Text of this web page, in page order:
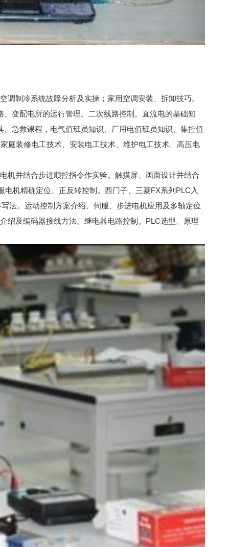
制冷系统故障分析及实操；家用空调安装、拆卸技巧。
变配电所的运行管理、二次线路控制。直流电的基础知
急救课程，电气值班员知识、厂用电值班员知识、集控值
庭装修电工技术、安装电工技术、维护电工技术、高压电
机并结合步进顺控指令作实验。触摸屏、画面设计并结合
机精确定位、正反转控制。西门子、三菱FX系列PLC入
法。运动控制方案介绍、伺服、步进电机应用及多轴定位
绍及编码器接线方法。继电器电路控制。PLC选型、原理